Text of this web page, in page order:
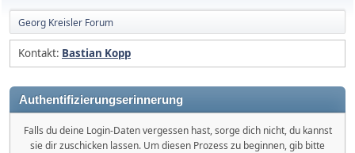
Georg Kreisler Forum
Kontakt: Bastian Kopp
Authentifizierungserinnerung
Falls du deine Login-Daten vergessen hast, sorge dich nicht, du kannst
sie dir zuschicken lassen. Um diesen Prozess zu beginnen, gib bitte